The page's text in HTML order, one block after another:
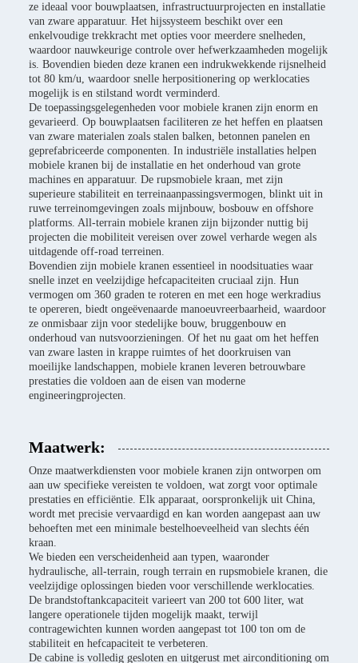
ze ideaal voor bouwplaatsen, infrastructuurprojecten en installatie
van zware apparatuur. Het hijssysteem beschikt over een
enkelvoudige trekkracht met opties voor meerdere snelheden,
waardoor nauwkeurige controle over hefwerkzaamheden mogelijk
is. Bovendien bieden deze kranen een indrukwekkende rijsnelheid
tot 80 km/u, waardoor snelle herpositionering op werklocaties
mogelijk is en stilstand wordt verminderd.
De toepassingsgelegenheden voor mobiele kranen zijn enorm en
gevarieerd. Op bouwplaatsen faciliteren ze het heffen en plaatsen
van zware materialen zoals stalen balken, betonnen panelen en
geprefabriceerde componenten. In industriële installaties helpen
mobiele kranen bij de installatie en het onderhoud van grote
machines en apparatuur. De rupsmobiele kraan, met zijn
superieure stabiliteit en terreinaanpassingsvermogen, blinkt uit in
ruwe terreinomgevingen zoals mijnbouw, bosbouw en offshore
platforms. All-terrain mobiele kranen zijn bijzonder nuttig bij
projecten die mobiliteit vereisen over zowel verharde wegen als
uitdagende off-road terreinen.
Bovendien zijn mobiele kranen essentieel in noodsituaties waar
snelle inzet en veelzijdige hefcapaciteiten cruciaal zijn. Hun
vermogen om 360 graden te roteren en met een hoge werkradius
te opereren, biedt ongeëvenaarde manoeuvreerbaarheid, waardoor
ze onmisbaar zijn voor stedelijke bouw, bruggenbouw en
onderhoud van nutsvoorzieningen. Of het nu gaat om het heffen
van zware lasten in krappe ruimtes of het doorkruisen van
moeilijke landschappen, mobiele kranen leveren betrouwbare
prestaties die voldoen aan de eisen van moderne
engineeringprojecten.
Maatwerk:
Onze maatwerkdiensten voor mobiele kranen zijn ontworpen om
aan uw specifieke vereisten te voldoen, wat zorgt voor optimale
prestaties en efficiëntie. Elk apparaat, oorspronkelijk uit China,
wordt met precisie vervaardigd en kan worden aangepast aan uw
behoeften met een minimale bestelhoeveelheid van slechts één
kraan.
We bieden een verscheidenheid aan typen, waaronder
hydraulische, all-terrain, rough terrain en rupsmobiele kranen, die
veelzijdige oplossingen bieden voor verschillende werklocaties.
De brandstoftankcapaciteit varieert van 200 tot 600 liter, wat
langere operationele tijden mogelijk maakt, terwijl
contragewichten kunnen worden aangepast tot 100 ton om de
stabiliteit en hefcapaciteit te verbeteren.
De cabine is volledig gesloten en uitgerust met airconditioning om